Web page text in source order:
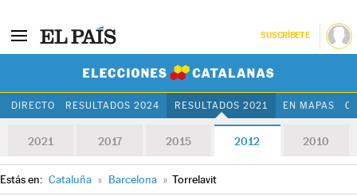
SUSCRÍBETE
DIRECTO RESULTADOS 2024 RESULTADOS 2021 EN MAPAS
2021 2017 2015 2012 2010
Estás en: Cataluña » Barcelona » Torrelavit